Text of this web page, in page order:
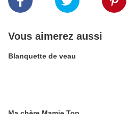
Vous aimerez aussi
Blanquette de veau